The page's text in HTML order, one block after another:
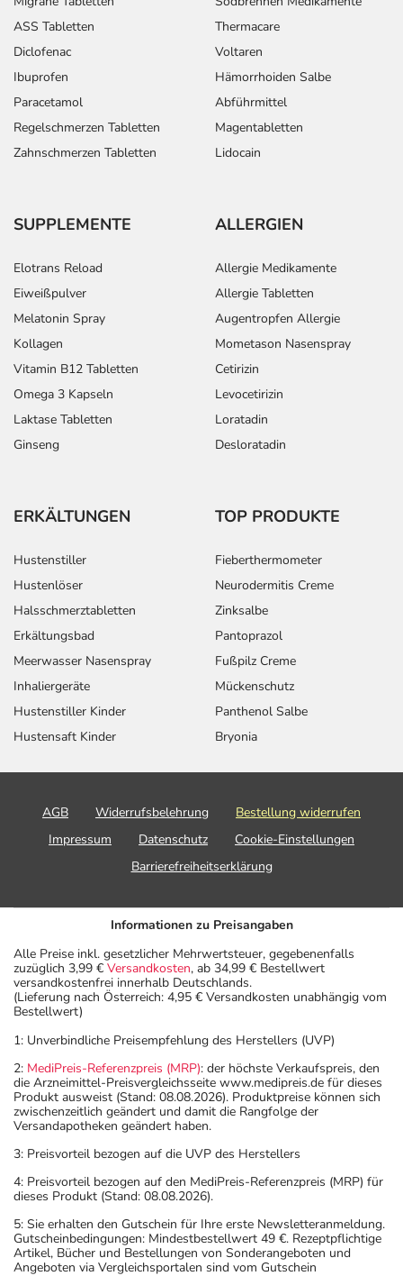
ASS Tabletten
Diclofenac
Ibuprofen
Paracetamol
Regelschmerzen Tabletten
Zahnschmerzen Tabletten
Thermacare
Voltaren
Hämorrhoiden Salbe
Abführmittel
Magentabletten
Lidocain
SUPPLEMENTE
Elotrans Reload
Eiweißpulver
Melatonin Spray
Kollagen
Vitamin B12 Tabletten
Omega 3 Kapseln
Laktase Tabletten
Ginseng
ALLERGIEN
Allergie Medikamente
Allergie Tabletten
Augentropfen Allergie
Mometason Nasenspray
Cetirizin
Levocetirizin
Loratadin
Desloratadin
ERKÄLTUNGEN
Hustenstiller
Hustenlöser
Halsschmerztabletten
Erkältungsbad
Meerwasser Nasenspray
Inhaliergeräte
Hustenstiller Kinder
Hustensaft Kinder
TOP PRODUKTE
Fieberthermometer
Neurodermitis Creme
Zinksalbe
Pantoprazol
Fußpilz Creme
Mückenschutz
Panthenol Salbe
Bryonia
AGB Widerrufsbelehrung
Bestellung widerrufen
Impressum
Datenschutz
Cookie-Einstellungen
Barrierefreiheitserklärung
Informationen zu Preisangaben
Alle Preise inkl. gesetzlicher Mehrwertsteuer, gegebenenfalls
zuzüglich 3,99 € Versandkosten, ab 34,99 € Bestellwert
versandkostenfrei innerhalb Deutschlands.
(Lieferung nach Österreich: 4,95 € Versandkosten unabhängig vom
Bestellwert)
1: Unverbindliche Preisempfehlung des Herstellers (UVP)
2: MediPreis-Referenzpreis (MRP): der höchste Verkaufspreis, den
die Arzneimittel-Preisvergleichsseite www.medipreis.de für dieses
Produkt ausweist (Stand: 08.08.2026). Produktpreise können sich
zwischenzeitlich geändert und damit die Rangfolge der
Versandapotheken geändert haben.
3: Preisvorteil bezogen auf die UVP des Herstellers
4: Preisvorteil bezogen auf den MediPreis-Referenzpreis (MRP) für
dieses Produkt (Stand: 08.08.2026).
5: Sie erhalten den Gutschein für Ihre erste Newsletteranmeldung.
Gutscheinbedingungen: Mindestbestellwert 49 €. Rezeptpflichtige
Artikel, Bücher und Bestellungen von Sonderangeboten und
Angeboten via Vergleichsportalen sind vom Gutschein